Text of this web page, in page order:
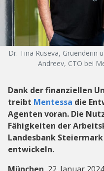
Dr. Tina Ruseva, Gruenderin
Andreev, CTO bei
Dank der finanziellen
treibt Mentessa die
Agenten voran. Die
Fähigkeiten der
Landesbank
entwickeln.